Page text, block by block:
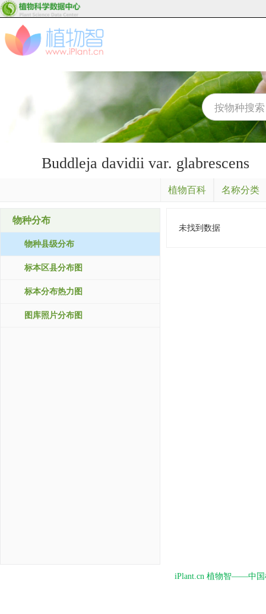
Buddleja davidii var. glabrescens
植物百科 名称分类
物种分布
物种县级分布
标本区县分布图
标本分布热力图
图库照片分布图
未找到数据
iPlant.cn 植物智——中国